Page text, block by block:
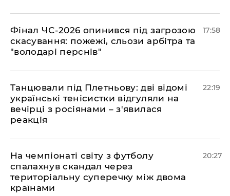
​Фінал ЧС-2026 опинився під загрозою
скасування: пожежі, сльози арбітра та
"володарі перснів"
17:58
​Танцювали під Плетньову: дві відомі
українські тенісистки відгуляли на
вечірці з росіянами – з'явилася
реакція
22:19
​На чемпіонаті світу з футболу
спалахнув скандал через
територіальну суперечку між двома
країнами
20:27